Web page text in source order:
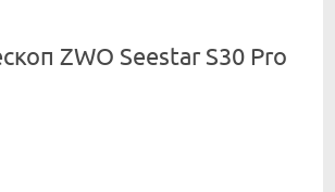
ZWO Seestar S30 Pro